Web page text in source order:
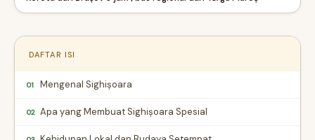
DAFTAR ISI
01 Mengenal Sighișoara
02 Apa yang Membuat Sighișoara Spesial